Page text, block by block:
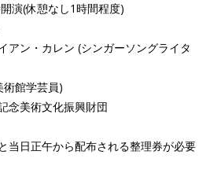
演(休憩なし1時間程度)
ン・カレン (シンガーソングライタ
館学芸員)
美術文化振興財団
当日正午から配布される整理券が必要